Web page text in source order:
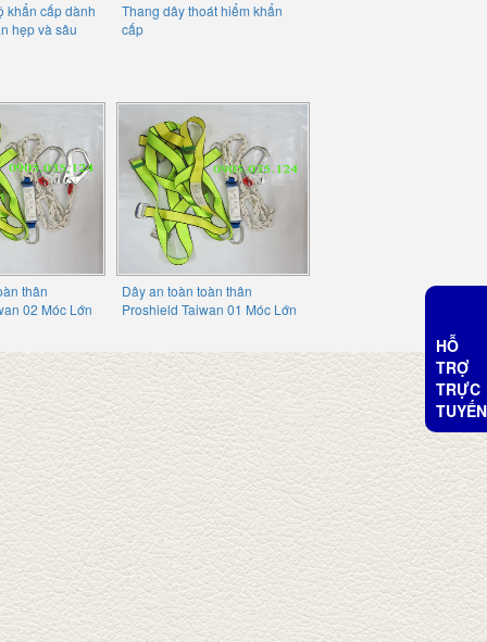
khẩn cấp dành
hẹp và sâu
Thang dây thoát hiểm khẩn
cấp
thân
02 Móc Lớn
Dây an toàn toàn thân
Proshield Taiwan 01 Móc Lớn
HỖ
TRỢ
TRỰC
TUYẾN